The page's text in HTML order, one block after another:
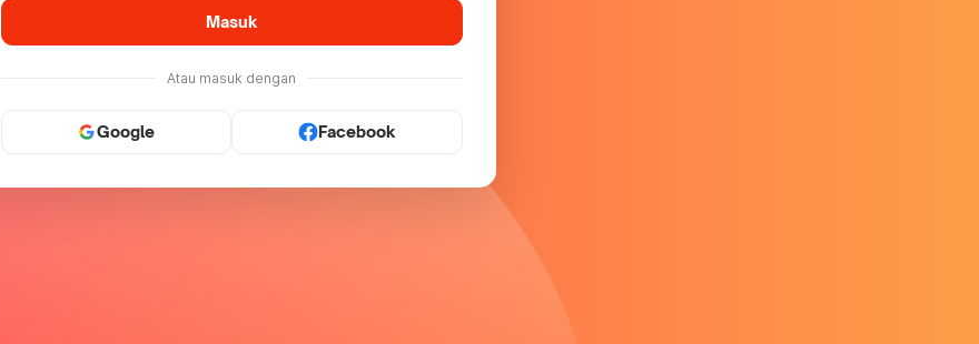
Masuk
Atau masuk dengan
Google Facebook